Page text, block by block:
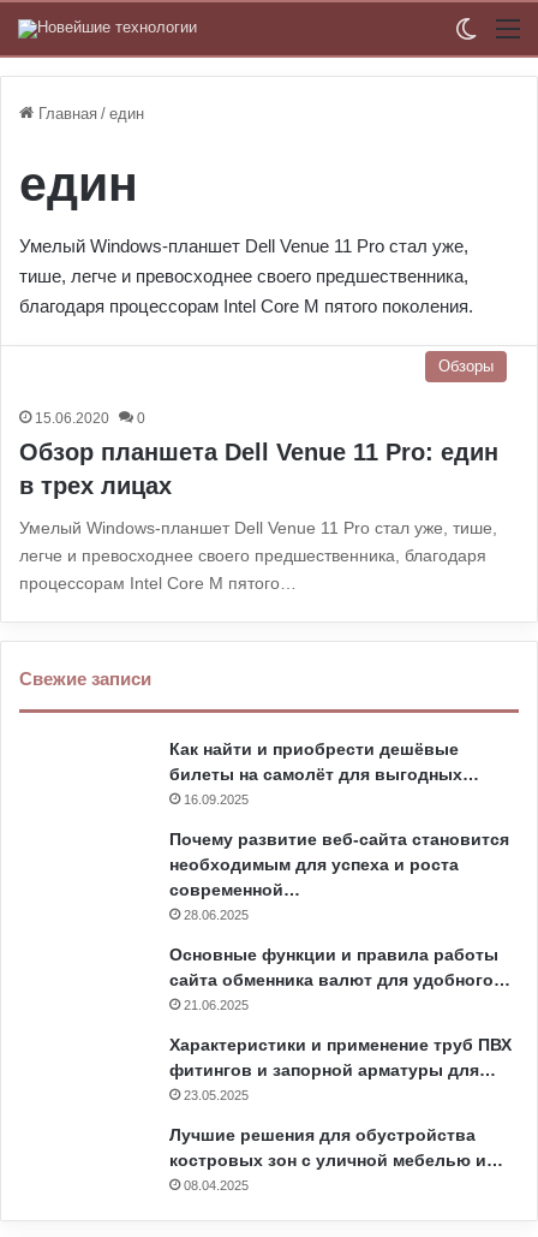
Главная / един
един
Умелый Windows-планшет Dell Venue 11 Pro стал уже,
тише, легче и превосходнее своего предшественника,
благодаря процессорам Intel Core M пятого поколения.
Обзоры
15.06.2020 0
Обзор планшета Dell Venue 11 Pro: един
в трех лицах
Умелый Windows-планшет Dell Venue 11 Pro стал уже, тише,
легче и превосходнее своего предшественника, благодаря
процессорам Intel Core M пятого…
Свежие записи
Как найти и приобрести дешёвые
билеты на самолёт для выгодных…
16.09.2025
Почему развитие веб-сайта становится
необходимым для успеха и роста
современной…
28.06.2025
Основные функции и правила работы
сайта обменника валют для удобного…
21.06.2025
Характеристики и применение труб ПВХ
фитингов и запорной арматуры для…
23.05.2025
Лучшие решения для обустройства
костровых зон с уличной мебелью и…
08.04.2025